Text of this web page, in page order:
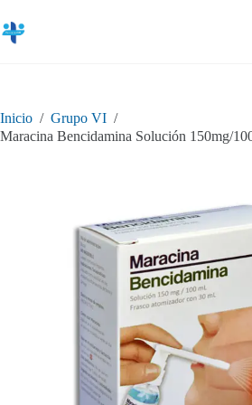
al
contenido
Inicio / Grupo VI /
Maracina Bencidamina Solución 150mg/